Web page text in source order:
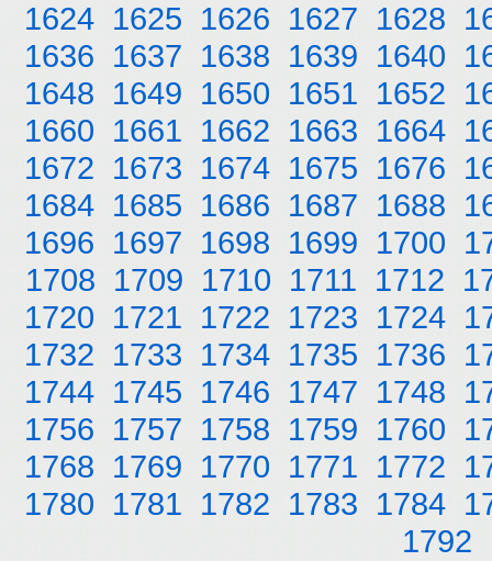
1624 1625 1626 1627 1628
1636 1637 1638 1639 1640
1648 1649 1650 1651 1652
1660 1661 1662 1663 1664
1672 1673 1674 1675 1676
1684 1685 1686 1687 1688
1696 1697 1698 1699 1700
1708 1709 1710 1711 1712
1720 1721 1722 1723 1724
1732 1733 1734 1735 1736
1744 1745 1746 1747 1748
1756 1757 1758 1759 1760
1768 1769 1770 1771 1772
1780 1781 1782 1783 1784
1792